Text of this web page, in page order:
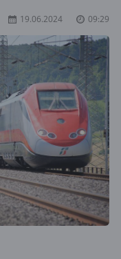
19.06.2024 09:29